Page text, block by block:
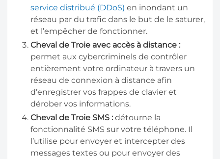
service distribué (DDoS) en inondant un
réseau par du trafic dans le but de le saturer,
et l’empêcher de fonctionner.
Cheval de Troie avec accès à distance :
permet aux cybercriminels de contrôler
entièrement votre ordinateur à travers un
réseau de connexion à distance afin
d’enregistrer vos frappes de clavier et
dérober vos informations.
Cheval de Troie SMS : détourne la
fonctionnalité SMS sur votre téléphone. Il
l’utilise pour envoyer et intercepter des
messages textes ou pour envoyer des